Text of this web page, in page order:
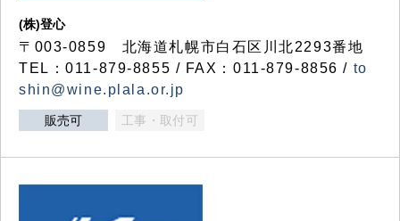
(株)登心
〒003-0859 北海道札幌市白石区川北2293番地
TEL：011-879-8855 / FAX：011-879-8856 / to
shin@wine.plala.or.jp
販売可 工事・取付可